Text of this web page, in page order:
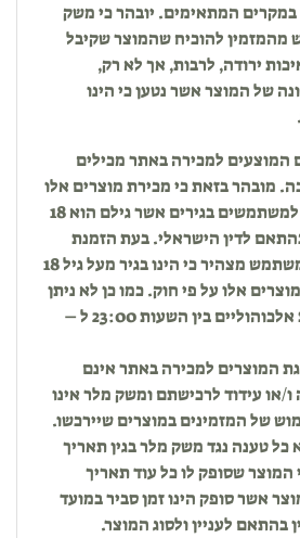
המתאימים. יובהר כי משק
מהמזמין להוכיח שהמוצר שקיבל
ירודה, לרבות, אך לא רק,
של המוצר אשר נטען כי הינו
המוצעים למכירה באתר מכילים
מובהר בזאת כי מכירת מוצרים אלו
מותרת אך ורק למשתמשים בגירים אשר גילם הוא 18
לדין הישראלי. בעת הזמנת
מוצרים אלו המשתמש מצהיר כי הינו בגיר מעל גיל 18
אלו על פי חוק. כמו כן לא ניתן
לספק משקאות אלכוהוליים בין השעות 23:00 ל –
המוצרים למכירה באתר אינם
או עידוד לרכישתם ומשק מלר אינו
של המזמינים במוצרים שיירכשו.
כל טענה נגד משק מלר בגין תאריך
המוצר שסופק לו כל עוד תאריך
אשר סופק הינו זמן סביר במועד
בהתאם לעניין ולסוג המוצר.